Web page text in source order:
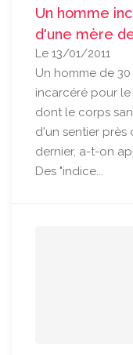
Un homme
d'une mère
Le 13/01/2011
Un homme de
incarcéré pour
dont le corps
d'un sentier près
dernier, a-t-on
Des "indice...